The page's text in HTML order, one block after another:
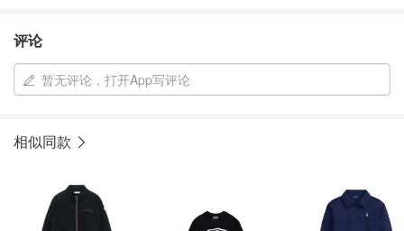
评论
暂无评论，打开App写评论
相似同款